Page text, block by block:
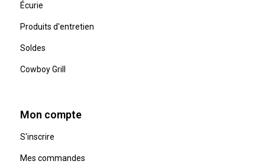
Écurie
Produits d'entretien
Soldes
Cowboy Grill
Mon compte
S'inscrire
Mes commandes